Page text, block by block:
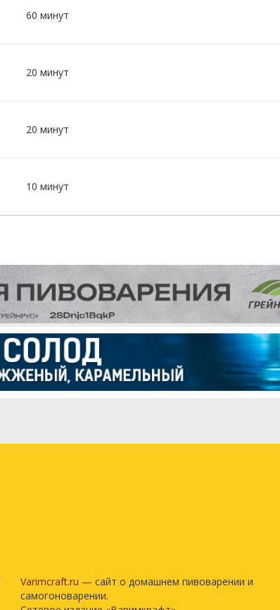
60 минут
20 минут
20 минут
10 минут
Varimcraft.ru — сайт о домашнем пивоварении и
самогоноварении.